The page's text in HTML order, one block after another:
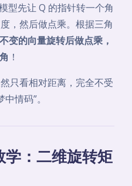
型先让 Q 的指针转一个角
，然后做点乘。根据三角
变的向量旋转后做点乘，
！
只看相对距离，完全不受
情码”。
学：二维旋转矩